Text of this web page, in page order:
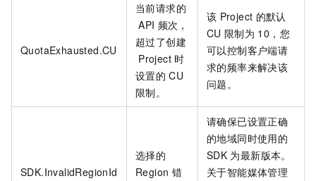
QuotaExhausted.CU
当前请求的
API 频次，
超过了创建
Project 时
设置的 CU
限制。
该 Project 的默认
CU 限制为 10，您
可以控制客户端请
求的频率来解决该
问题。
SDK.InvalidRegionId
选择的
Region 错
请确保已设置正确
的地域同时使用的
SDK 为最新版本。
关于智能媒体管理